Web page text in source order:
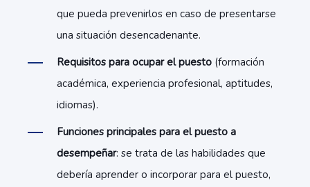
que pueda prevenirlos en caso de presentarse
una situación desencadenante.
Requisitos para ocupar el puesto (formación
académica, experiencia profesional, aptitudes,
idiomas).
Funciones principales para el puesto a
desempeñar: se trata de las habilidades que
debería aprender o incorporar para el puesto,